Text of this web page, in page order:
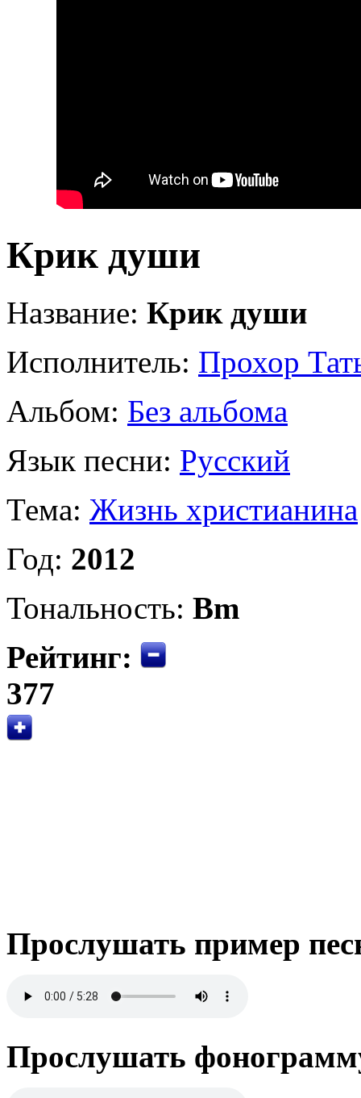
Крик души
Название: Крик души
Исполнитель: Прохор
Альбом: Без альбома
Язык песни: Русский
Тема: Жизнь христианина
Год: 2012
Тональность: Bm
Рейтинг:
377
Прослушать пример
Прослушать